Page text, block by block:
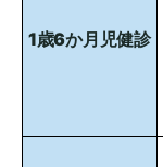
1歳6か月児健診